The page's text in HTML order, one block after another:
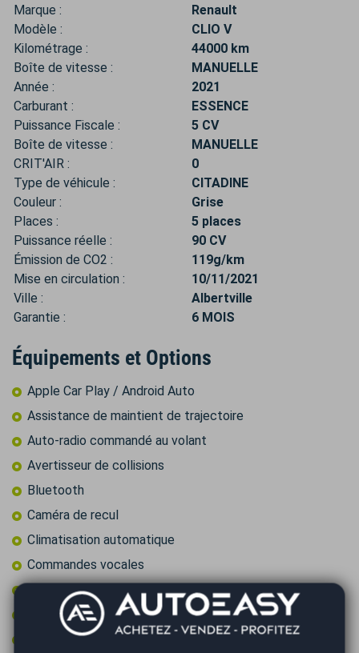
Marque :
Renault
Modèle :
CLIO V
Kilométrage :
44000 km
Boîte de vitesse :
MANUELLE
Année :
2021
Carburant :
ESSENCE
Puissance Fiscale :
5 CV
Boîte de vitesse :
MANUELLE
CRIT'AIR :
0
Type de véhicule :
CITADINE
Couleur :
Grise
Places :
5 places
Puissance réelle :
90 CV
Émission de CO2 :
119g/km
Mise en circulation :
10/11/2021
Ville :
Albertville
Garantie :
6 MOIS
Équipements et Options
Apple Car Play / Android Auto
Assistance de maintient de trajectoire
Auto-radio commandé au volant
Avertisseur de collisions
Bluetooth
Caméra de recul
Climatisation automatique
Commandes vocales
Contrôle pression des pneus
Démarrage sans clé
Détecteur de pluie